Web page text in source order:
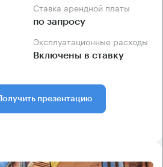
Ставка арендной платы
по запросу
Эксплуатационные расходы
Включены в ставку
Получить презентацию